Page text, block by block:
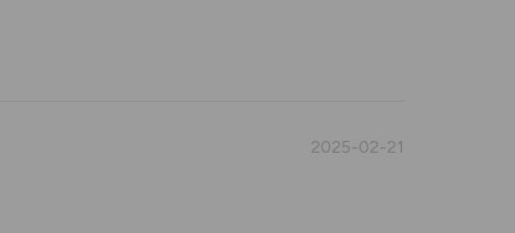
2025-02-21